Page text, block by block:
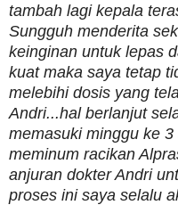
tambah lagi kepala
Sungguh menderita
keinginan untuk lepas
kuat maka saya tetap
melebihi dosis yang
Andri...hal berlanjut
memasuki minggu ke
meminum racikan
anjuran dokter Andri
proses ini saya selalu